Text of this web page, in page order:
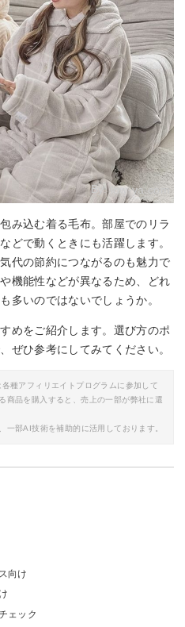
By: low-ya.com
み込む着る毛布。部屋でのリラ
どで動くときにも活躍します。
代の節約につながるのも魅力で
機能性などが異なるため、どれ
多いのではないでしょうか。
めをご紹介します。選び方のポ
ぜひ参考にしてみてください。
種アフィリエイトプログラムに参加して
商品を購入すると、売上の一部が弊社に還
部AI技術を補助的に活用しております。
向け
ェック